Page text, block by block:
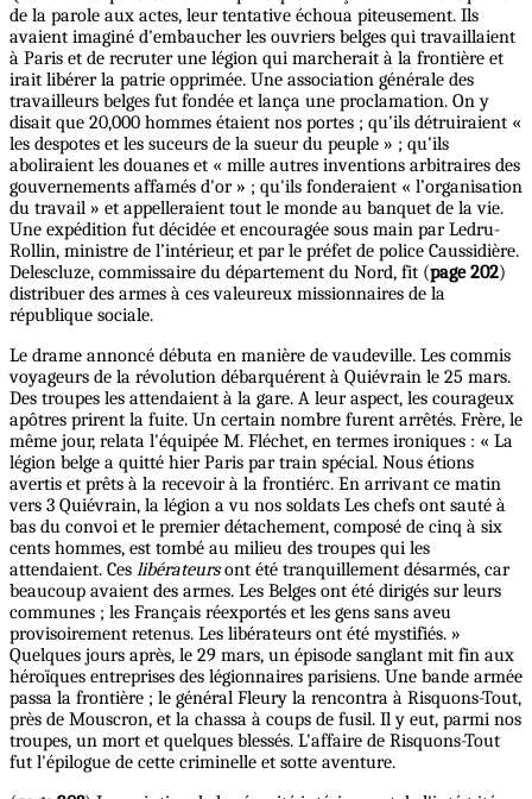
de la parole aux actes, leur tentative échoua piteusement. Ils
avaient imaginé d'embaucher les ouvriers belges qui travaillaient
à Paris et de recruter une légion qui marcherait à la frontière et
irait libérer la patrie opprimée. Une association générale des
travailleurs belges fut fondée et lança une proclamation. On y
disait que 20,000 hommes étaient nos portes ; qu'ils détruiraient «
les despotes et les suceurs de la sueur du peuple » ; qu'ils
aboliraient les douanes et « mille autres inventions arbitraires des
gouvernements affamés d'or » ; qu'ils fonderaient « l’organisation
du travail » et appelleraient tout le monde au banquet de la vie.
Une expédition fut décidée et encouragée sous main par Ledru-
Rollin, ministre de l’intérieur, et par le préfet de police Caussidière.
Delescluze, commissaire du département du Nord, fit (page 202)
distribuer des armes à ces valeureux missionnaires de la
république sociale.
Le drame annoncé débuta en manière de vaudeville. Les commis
voyageurs de la révolution débarquérent à Quiévrain le 25 mars.
Des troupes les attendaient à la gare. A leur aspect, les courageux
apôtres prirent la fuite. Un certain nombre furent arrêtés. Frère, le
même jour, relata l'équipée M. Fléchet, en termes ironiques : « La
légion belge a quitté hier Paris par train spécial. Nous étions
avertis et prêts à la recevoir à la frontiérc. En arrivant ce matin
vers 3 Quiévrain, la légion a vu nos soldats Les chefs ont sauté à
bas du convoi et le premier détachement, composé de cinq à six
cents hommes, est tombé au milieu des troupes qui les
attendaient. Ces libérateursont été tranquillement désarmés, car
beaucoup avaient des armes. Les Belges ont été dirigés sur leurs
communes ; les Français réexportés et les gens sans aveu
provisoirement retenus. Les libérateurs ont été mystifiés. »
Quelques jours après, le 29 mars, un épisode sanglant mit fin aux
héroïques entreprises des légionnaires parisiens. Une bande armée
passa la frontière ; le général Fleury la rencontra à Risquons-Tout,
près de Mouscron, et la chassa à coups de fusil. Il y eut, parmi nos
troupes, un mort et quelques blessés. L'affaire de Risquons-Tout
fut l'épilogue de cette criminelle et sotte aventure.